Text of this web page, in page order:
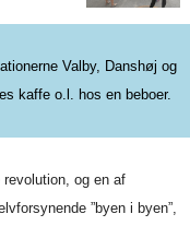
Valby, Danshøj og
kaffe o.l. hos en beboer.
og en af
”byen i byen”,